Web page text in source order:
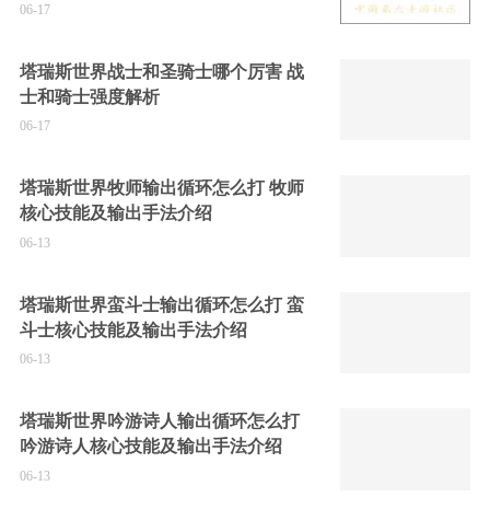
06-17
塔瑞斯世界战士和圣骑士哪个厉害 战
士和骑士强度解析
06-17
塔瑞斯世界牧师输出循环怎么打 牧师
核心技能及输出手法介绍
06-13
塔瑞斯世界蛮斗士输出循环怎么打 蛮
斗士核心技能及输出手法介绍
06-13
塔瑞斯世界吟游诗人输出循环怎么打
吟游诗人核心技能及输出手法介绍
06-13